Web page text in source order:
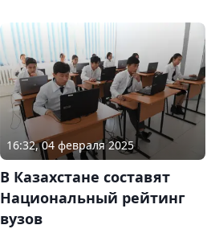
16:32, 04 февраля 2025
В Казахстане составят
Национальный рейтинг
вузов